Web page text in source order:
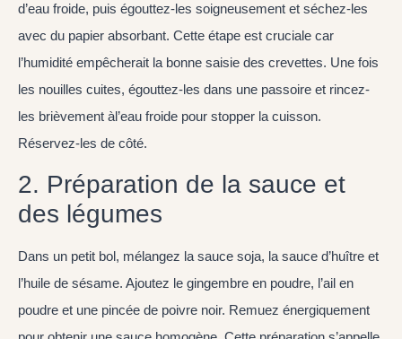
d’eau froide, puis égouttez-les soigneusement et séchez-les
avec du papier absorbant. Cette étape est cruciale car
l’humidité empêcherait la bonne saisie des crevettes. Une fois
les nouilles cuites, égouttez-les dans une passoire et rincez-
les brièvement àl’eau froide pour stopper la cuisson.
Réservez-les de côté.
2. Préparation de la sauce et
des légumes
Dans un petit bol, mélangez la sauce soja, la sauce d’huître et
l’huile de sésame. Ajoutez le gingembre en poudre, l’ail en
poudre et une pincée de poivre noir. Remuez énergiquement